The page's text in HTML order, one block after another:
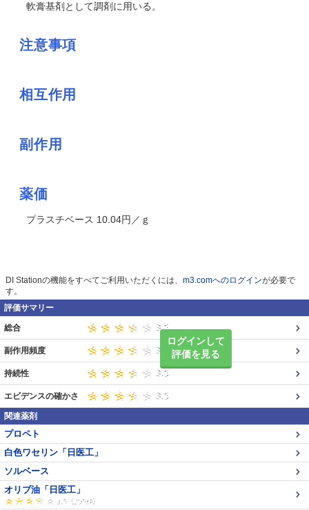
軟膏基剤として調剤に用いる。
注意事項
相互作用
副作用
薬価
プラスチベース 10.04円／ｇ
DI Stationの機能をすべてご利用いただくには、 m3.comへのログインが必要で
す。
評価サマリー
ログインして
評価を見る
総合
副作用頻度
持続性
エビデンスの確かさ
関連薬剤
プロペト
白色ワセリン「日医工」
ソルベース
オリブ油「日医工」